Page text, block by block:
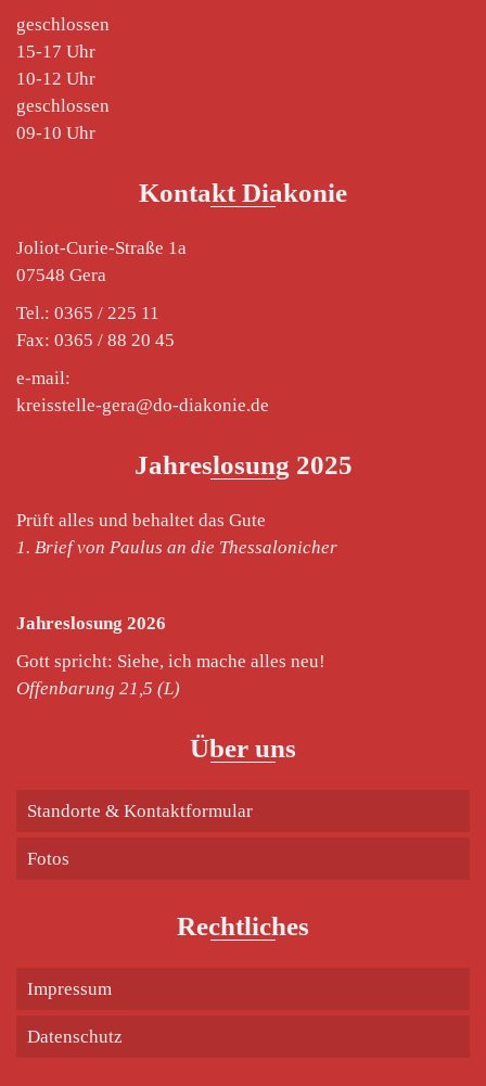
geschlossen
15-17 Uhr
10-12 Uhr
geschlossen
09-10 Uhr
Kontakt Diakonie
Joliot-Curie-Straße 1a
07548 Gera
Tel.: 0365 / 225 11
Fax: 0365 / 88 20 45
e-mail:
kreisstelle-gera@do-diakonie.de
Jahreslosung 2025
Prüft alles und behaltet das Gute
1. Brief von Paulus an die Thessalonicher
Jahreslosung 2026
Gott spricht: Siehe, ich mache alles neu!
Offenbarung 21,5 (L)
Über uns
Standorte & Kontaktformular
Fotos
Rechtliches
Impressum
Datenschutz